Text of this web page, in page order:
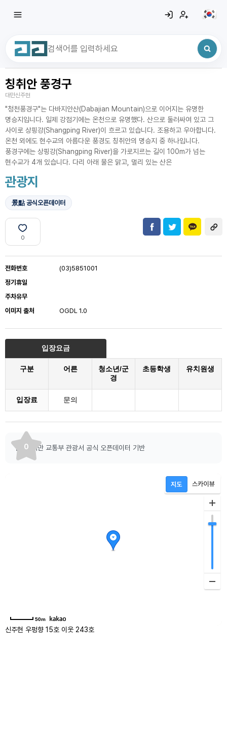
최근 검색어
칭취안 풍경구
대만신주현
"청천풍경구"는 다바지안산(Dabajian Mountain)으로 이어지는 유명한
명승지입니다. 일제 강점기에는 온천으로 유명했다. 산으로 둘러싸여 있고 그
사이로 상핑강(Shangping River)이 흐르고 있습니다. 조용하고 우아합니다.
온천 외에도 현수교의 아름다운 풍경도 칭취안의 명승지 중 하나입니다.
풍경구에는 상핑강(Shangping River)을 가로지르는 길이 100m가 넘는
현수교가 4개 있습니다. 다리 아래 물은 맑고, 멀리 있는 산은
관광지
景點 공식오픈데이터
0
전화번호
(03)5851001
정기휴일
주차유무
이미지 출처
OGDL 1.0
입장요금
구분 어른
청소년/군
경
초등학생 유치원생
입장료 문의
0
출처: 대만 교통부 관광서 공식 오픈데이터 기반
50m
신주현 우펑향 15호 이웃 243호